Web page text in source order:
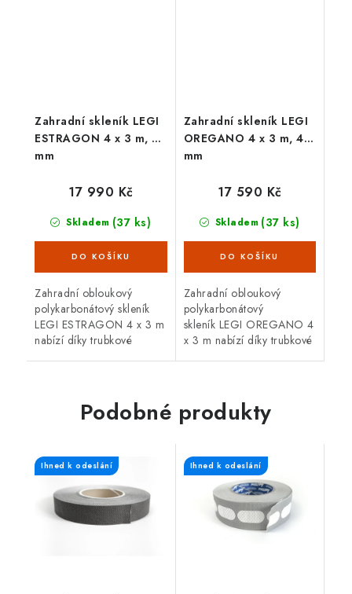
Zahradní skleník LEGI
ESTRAGON 4 x 3 m, 4
mm
Skladem (37 ks)
17 990 Kč
Zahradní obloukový
polykarbonátový skleník
LEGI ESTRAGON 4 x 3 m
nabízí díky trubkové
větru i sněhu. Skleník je
osazen 4 mm...
Zahradní skleník LEGI
OREGANO 4 x 3 m, 4
mm
Skladem (37 ks)
17 590 Kč
Zahradní obloukový
polykarbonátový
skleník LEGI OREGANO 4
x 3 m nabízí díky trubkové
větru i sněhu. Skleník je
osazen 4 mm...
Podobné produkty
Ihned k odeslání Ihned k odeslání